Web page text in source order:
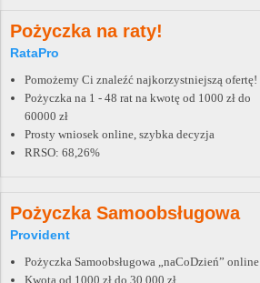
Pożyczka na raty!
RataPro
Pomożemy Ci znaleźć najkorzystniejszą ofertę!
Pożyczka na 1 - 48 rat na kwotę od 1000 zł do
60000 zł
Prosty wniosek online, szybka decyzja
RRSO: 68,26%
Pożyczka Samoobsługowa
Provident
Pożyczka Samoobsługowa „naCoDzień” online
Kwota od 1000 zł do 30 000 zł